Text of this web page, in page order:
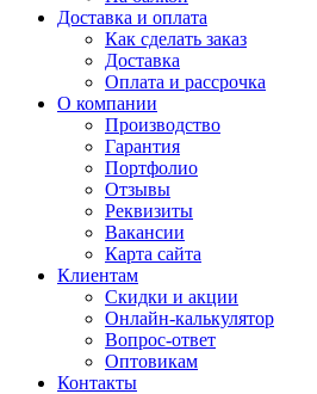
Доставка и оплата
Как сделать заказ
Доставка
Оплата и рассрочка
О компании
Производство
Гарантия
Портфолио
Отзывы
Реквизиты
Вакансии
Карта сайта
Клиентам
Скидки и акции
Онлайн-калькулятор
Вопрос-ответ
Оптовикам
Контакты